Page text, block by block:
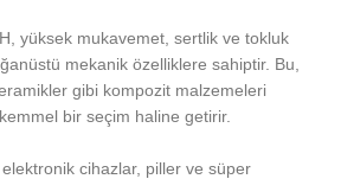
yüksek mukavemet, sertlik ve tokluk
mekanik özelliklere sahiptir. Bu,
gibi kompozit malzemeleri
bir seçim haline getirir.
cihazlar, piller ve süper